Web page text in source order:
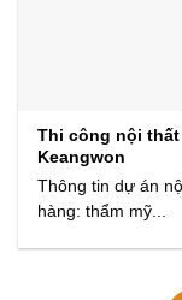
Thi công nội thất
Keangwon
Thông tin dự án
hàng: thẩm mỹ...